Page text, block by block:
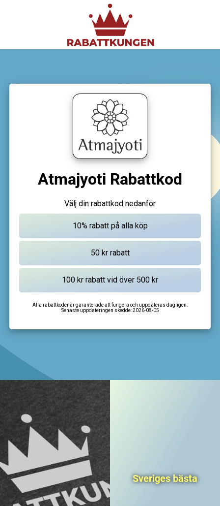
Atmajyoti Rabattkod
Välj din rabattkod nedanför
Alla rabattkoder är garanterade att fungera och uppdateras dagligen.
Senaste uppdateringen skedde:2026-08-05
Sveriges bästa